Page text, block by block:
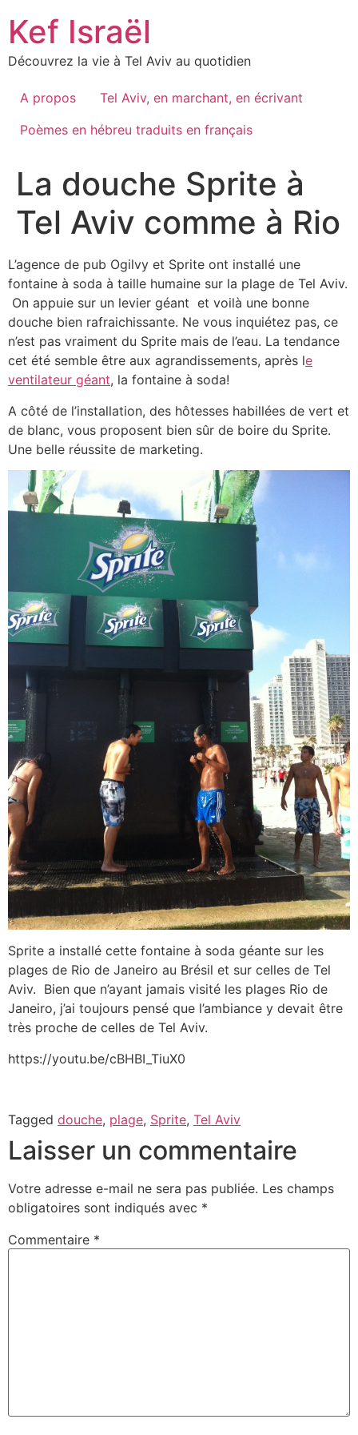
content
Kef Israël
Découvrez la vie à Tel Aviv au quotidien
A propos
Tel Aviv, en marchant, en écrivant
Poèmes en hébreu traduits en français
La douche Sprite à
Tel Aviv comme à Rio
L’agence de pub Ogilvy et Sprite ont installé une
fontaine à soda à taille humaine sur la plage de Tel Aviv.
On appuie sur un levier géant et voilà une bonne
douche bien rafraichissante. Ne vous inquiétez pas, ce
n’est pas vraiment du Sprite mais de l’eau. La tendance
cet été semble être aux agrandissements, après le
ventilateur géant, la fontaine à soda!
A côté de l’installation, des hôtesses habillées de vert et
de blanc, vous proposent bien sûr de boire du Sprite.
Une belle réussite de marketing.
Sprite a installé cette fontaine à soda géante sur les
plages de Rio de Janeiro au Brésil et sur celles de Tel
Aviv. Bien que n’ayant jamais visité les plages Rio de
Janeiro, j’ai toujours pensé que l’ambiance y devait être
très proche de celles de Tel Aviv.
https://youtu.be/cBHBI_TiuX0
Tagged douche, plage, Sprite, Tel Aviv
Laisser un commentaire
Votre adresse e-mail ne sera pas publiée. Les champs
obligatoires sont indiqués avec *
Commentaire *